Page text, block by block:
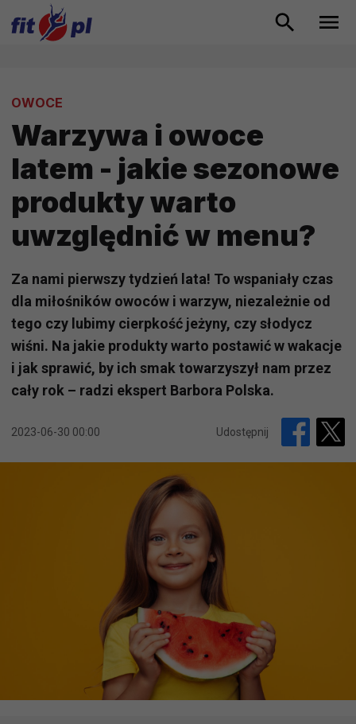
OWOCE
Warzywa i owoce
latem - jakie sezonowe
produkty warto
uwzględnić w menu?
Za nami pierwszy tydzień lata! To wspaniały czas
dla miłośników owoców i warzyw, niezależnie od
tego czy lubimy cierpkość jeżyny, czy słodycz
wiśni. Na jakie produkty warto postawić w wakacje
i jak sprawić, by ich smak towarzyszył nam przez
cały rok – radzi ekspert Barbora Polska.
2023-06-30 00:00 Udostępnij